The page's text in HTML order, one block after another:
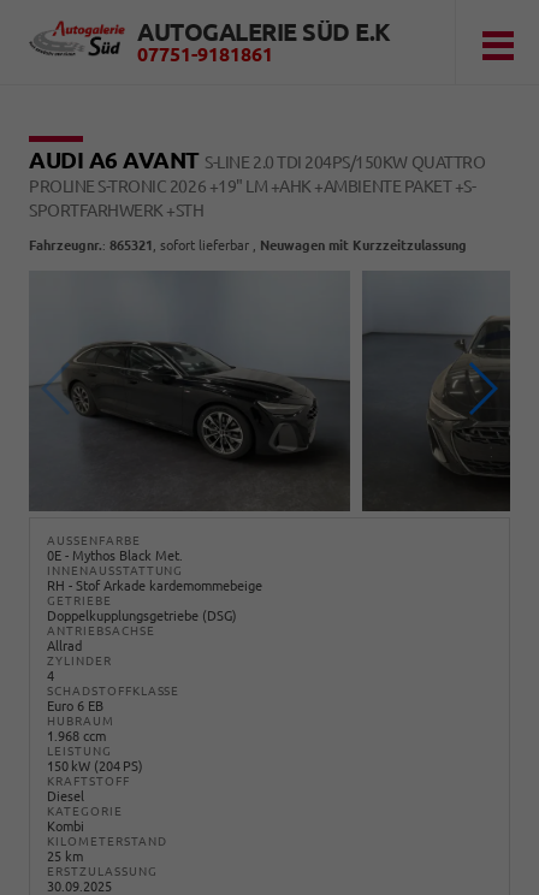
AUTOGALERIE SÜD E.K
07751-9181861
AUDI A6 AVANT S-LINE 2.0 TDI 204PS/150KW QUATTRO
PROLINE S-TRONIC 2026 +19" LM +AHK +AMBIENTE PAKET +S-
SPORTFARHWERK +STH
Fahrzeugnr.: 865321 sofort lieferbar Neuwagen mit Kurzzeitzulassung
AUSSENFARBE
0E - Mythos Black Met.
INNENAUSSTATTUNG
RH - Stof Arkade kardemommebeige
GETRIEBE
Doppelkupplungsgetriebe (DSG)
ANTRIEBSACHSE
Allrad
ZYLINDER
4
SCHADSTOFFKLASSE
Euro 6 EB
HUBRAUM
1.968 ccm
LEISTUNG
150 kW (204 PS)
KRAFTSTOFF
Diesel
KATEGORIE
Kombi
KILOMETERSTAND
25 km
ERSTZULASSUNG
30.09.2025